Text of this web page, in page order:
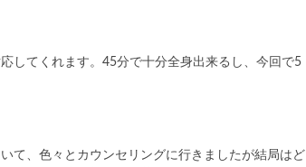
してくれます。45分で十分全身出来るし、今回で5
て、色々とカウンセリングに行きましたが結局はど